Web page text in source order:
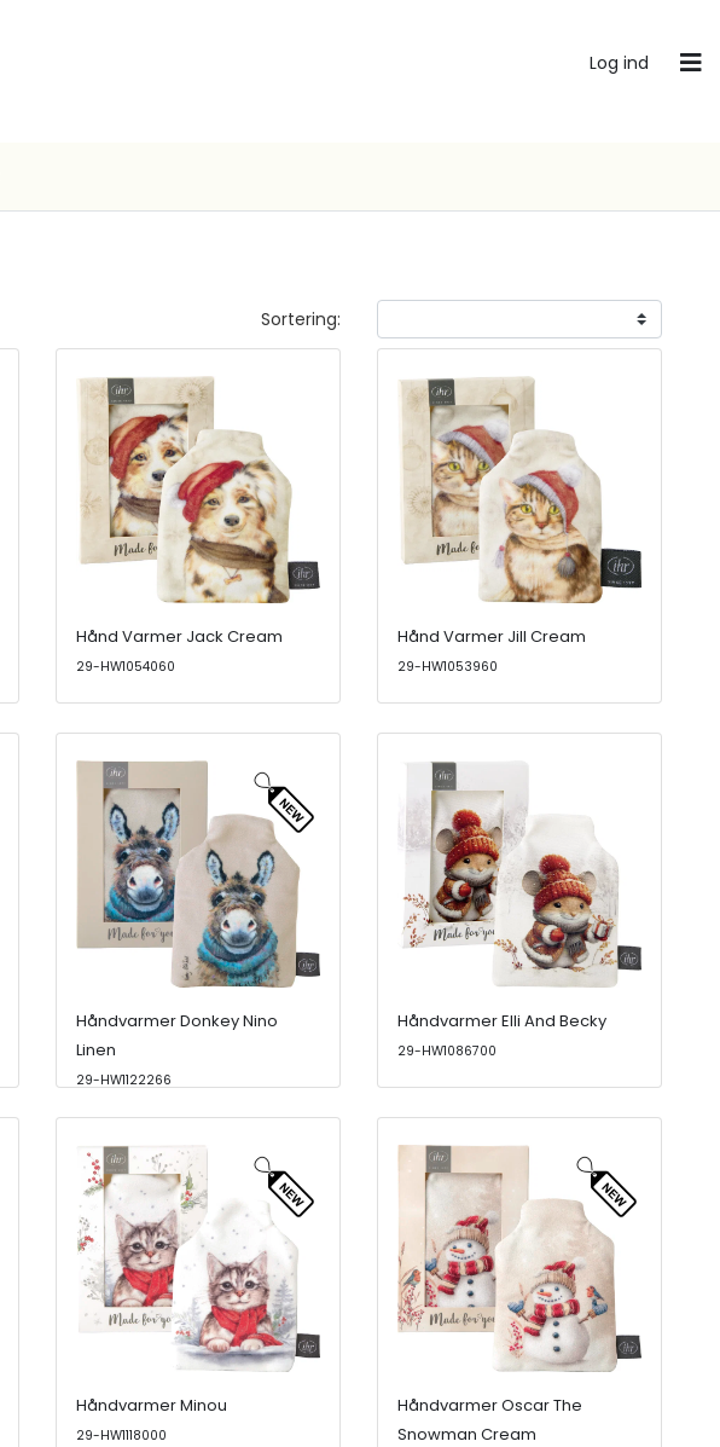
Log ind
Sortering:
Hånd Varmer Jack Cream
29-HW1054060
Hånd Varmer Jill Cream
29-HW1053960
Håndvarmer Donkey Nino
Linen
29-HW1122266
Håndvarmer Elli And Becky
29-HW1086700
Håndvarmer Minou
29-HW1118000
Håndvarmer Oscar The
Snowman Cream